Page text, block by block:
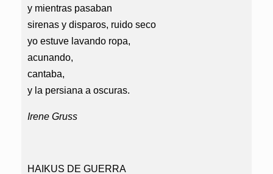
y mientras pasaban
sirenas y disparos, ruido seco
yo estuve lavando ropa,
acunando,
cantaba,
y la persiana a oscuras.
Irene Gruss
HAIKUS DE GUERRA